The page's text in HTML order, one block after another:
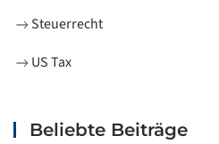
Steuerrecht
US Tax
Beliebte Beiträge